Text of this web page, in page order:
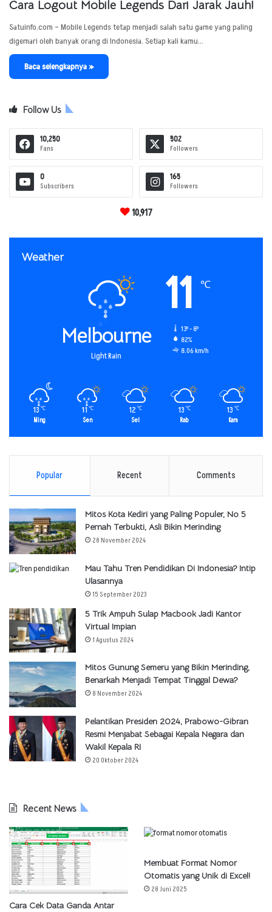
Cara Logout Mobile Legends Dari Jarak Jauh!
Satuinfo.com – Mobile Legends tetap menjadi salah satu game yang paling
digemari oleh banyak orang di Indonesia. Setiap kali kamu…
Baca selengkapnya »
Follow Us
10,250
Fans
502
Followers
0
Subscribers
165
Followers
10,917
Weather
Melbourne
Light Rain
11 ℃
13º - 8º
82%
8.06 km/h
13℃
Ming
11 ℃
Sen
12 ℃
Sel
13 ℃
Rab
13 ℃
Kam
Popular Recent Comments
Mitos Kota Kediri yang Paling Populer, No 5
Pernah Terbukti, Asli Bikin Merinding
28 November 2024
Mau Tahu Tren Pendidikan Di Indonesia? Intip
Ulasannya
15 September 2023
5 Trik Ampuh Sulap Macbook Jadi Kantor
Virtual Impian
1 Agustus 2024
Mitos Gunung Semeru yang Bikin Merinding,
Benarkah Menjadi Tempat Tinggal Dewa?
8 November 2024
Pelantikan Presiden 2024, Prabowo-Gibran
Resmi Menjabat Sebagai Kepala Negara dan
Wakil Kepala RI
20 Oktober 2024
Recent News
Cara Cek Data Ganda Antar
Membuat Format Nomor
Otomatis yang Unik di Excel!
28 Juni 2025